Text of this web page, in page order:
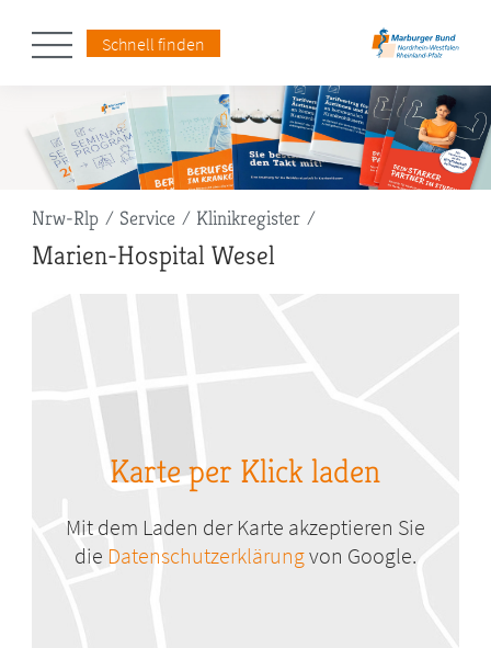
Schnell finden
Pfadnavigation
Nrw-Rlp Service Klinikregister
Marien-Hospital Wesel
Karte per Klick laden
Mit dem Laden der Karte akzeptieren Sie
die Datenschutzerklärungvon Google.